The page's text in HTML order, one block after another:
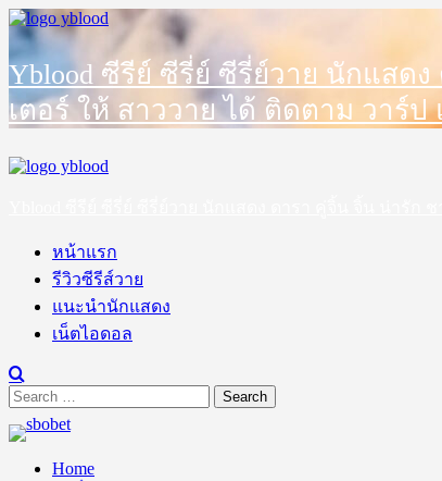
Skip
to
content
Yblood ซีรีย์ ซีรี่ย์ ซีรี่ย์วาย นักแสด
เตอร์ ให้ สาววาย ได้ ติดตาม วาร์
Primary
หน้าแรก
รีวิวซีรีส์วาย
แนะนำนักแสดง
เน็ตไอดอล
Search
for:
Home